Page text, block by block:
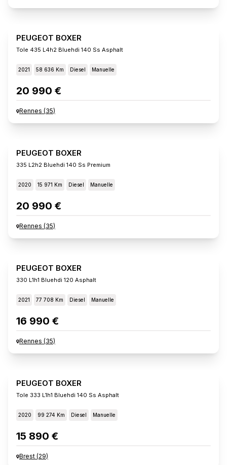
PEUGEOT BOXER
Tole 435 L4h2 Bluehdi 140 Ss Asphalt
2021 58 636 Km Diesel Manuelle
20 990 €
Rennes (35)
PEUGEOT BOXER
335 L2h2 Bluehdi 140 Ss Premium
2020 15 971 Km Diesel Manuelle
20 990 €
Rennes (35)
PEUGEOT BOXER
330 L1h1 Bluehdi 120 Asphalt
2021 77 708 Km Diesel Manuelle
16 990 €
Rennes (35)
PEUGEOT BOXER
Tole 333 L1h1 Bluehdi 140 Ss Asphalt
2020 99 274 Km Diesel Manuelle
15 890 €
Brest (29)